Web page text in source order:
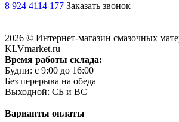
8 924 4114 177 Заказать звонок
2026 © Интернет-магазин смазочных
KLVmarket.ru
Время работы склада:
Будни: c 9:00 до 16:00
Без перерыва на обеда
Выходной: СБ и ВС
Варианты оплаты